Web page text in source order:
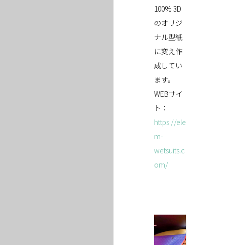
100% 3D
のオリジ
ナル型紙
に変え作
成してい
ます。
WEBサイ
ト：
https://ele
m-
wetsuits.c
om/